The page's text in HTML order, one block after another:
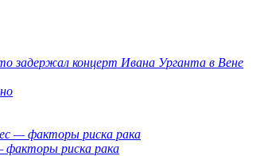
задержал концерт Ивана Урганта в Вене
факторы риска рака